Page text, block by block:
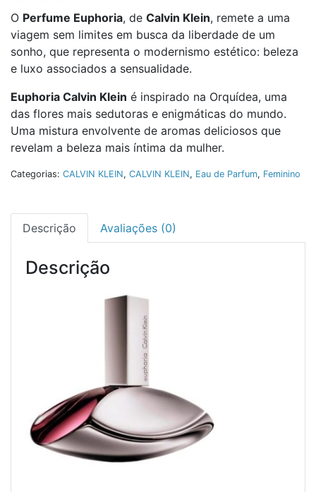
O Perfume Euphoria, de Calvin Klein, remete a uma
viagem sem limites em busca da liberdade de um
sonho, que representa o modernismo estético: beleza
e luxo associados a sensualidade.
Euphoria Calvin Klein é inspirado na Orquídea, uma
das flores mais sedutoras e enigmáticas do mundo.
Uma mistura envolvente de aromas deliciosos que
revelam a beleza mais íntima da mulher.
Categorias: CALVIN KLEIN, CALVIN KLEIN, Eau de Parfum, Feminino
Descrição Avaliações (0)
Descrição